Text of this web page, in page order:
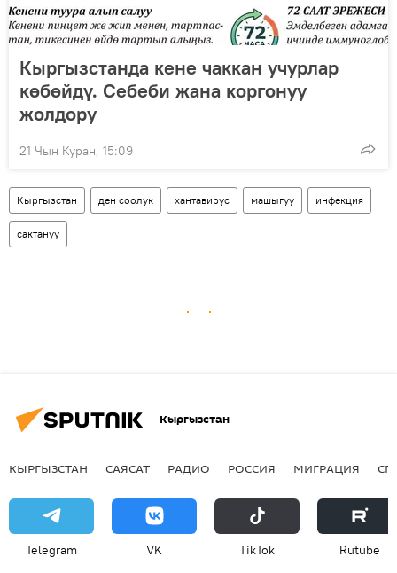
Кыргызстанда кене чаккан учурлар
көбөйдү. Себеби жана коргонуу
жолдору
21 Чын Куран, 15:09
Кыргызстан ден соолук хантавирус машыгуу инфекция
сактануу
Кыргызстан
КЫРГЫЗСТАН САЯСАТ РАДИО РОССИЯ МИГРАЦИЯ
Telegram VK ТikТоk Rutube